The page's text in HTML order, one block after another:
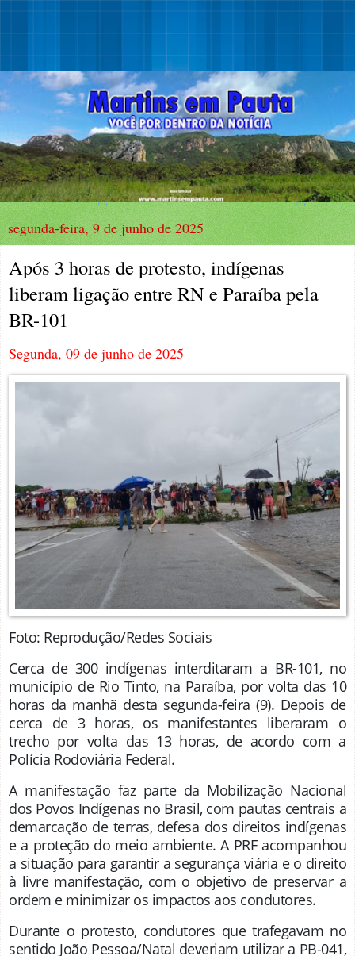
segunda-feira, 9 de junho de 2025
Após 3 horas de protesto, indígenas
liberam ligação entre RN e Paraíba pela
BR-101
Segunda, 09 de junho de 2025
Foto: Reprodução/Redes Sociais
Cerca de 300 indígenas interditaram a BR-101, no
município de Rio Tinto, na Paraíba, por volta das 10
horas da manhã desta segunda-feira (9). Depois de
cerca de 3 horas, os manifestantes liberaram o
trecho por volta das 13 horas, de acordo com a
Polícia Rodoviária Federal.
A manifestação faz parte da Mobilização Nacional
dos Povos Indígenas no Brasil, com pautas centrais a
demarcação de terras, defesa dos direitos indígenas
e a proteção do meio ambiente. A PRF acompanhou
a situação para garantir a segurança viária e o direito
à livre manifestação, com o objetivo de preservar a
ordem e minimizar os impactos aos condutores.
Durante o protesto, condutores que trafegavam no
sentido João Pessoa/Natal deveriam utilizar a PB-041,